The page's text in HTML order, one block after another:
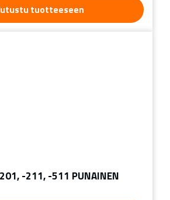
tuotteeseen
-211, -511 PUNAINEN